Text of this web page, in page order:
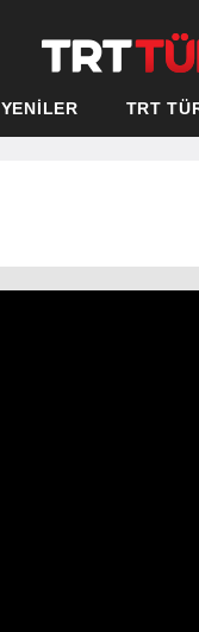
YENİLER TRT